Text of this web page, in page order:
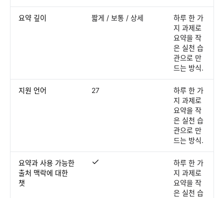
요약 깊이 짧게 / 보통 / 상세
하루 한 가
지 과제로
요약을 작
은 실천 습
관으로 만
드는 방식.
지원 언어 27
하루 한 가
지 과제로
요약을 작
은 실천 습
관으로 만
드는 방식.
요약과 사용 가능한
출처 맥락에 대한
챗
요약과 사용 가능한 출처 맥락에 대한 챗
하루 한 가
지 과제로
요약을 작
은 실천 습